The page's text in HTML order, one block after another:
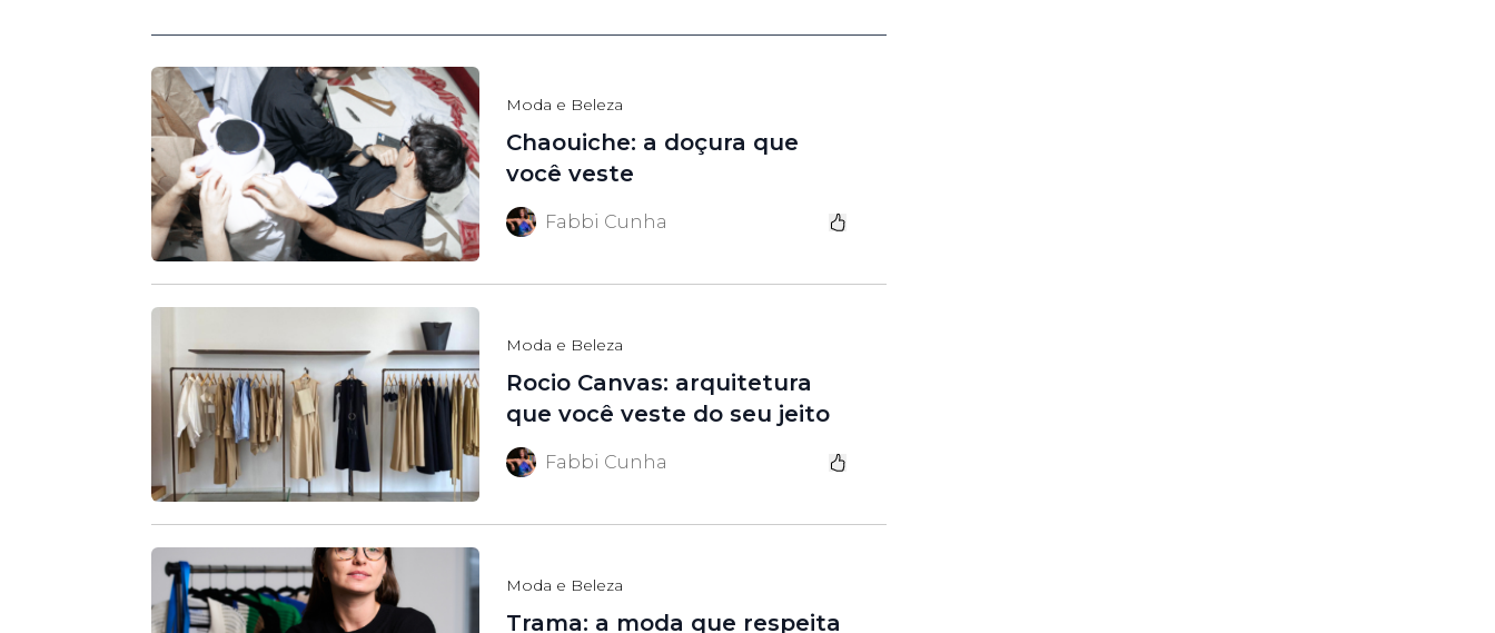
Moda e Beleza
Chaouiche: a doçura que
você veste
Fabbi Cunha
Moda e Beleza
Rocio Canvas: arquitetura
que você veste do seu jeito
Fabbi Cunha
Moda e Beleza
Trama: a moda que respeita